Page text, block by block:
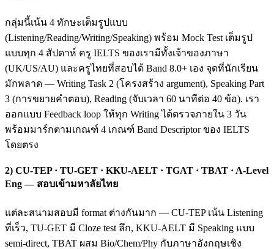
กลุ่มนี้เน้น 4 ทักษะเต็มรูปแบบ
(Listening/Reading/Writing/Speaking) พร้อม Mock Test เต็มรูป
แบบทุก 4 สัปดาห์ ครู IELTS ของเรามีทั้งเจ้าของภาษา
(UK/US/AU) และครูไทยที่สอบได้ Band 8.0+ เอง จุดที่นักเรียน
มักพลาด — Writing Task 2 (โครงสร้าง argument), Speaking Part
3 (การขยายคำตอบ), Reading (จับเวลา 60 นาทีต่อ 40 ข้อ). เรา
ออกแบบ Feedback loop ให้ทุก Writing ได้ตรวจภายใน 3 วัน
พร้อมมาร์กตามเกณฑ์ 4 เกณฑ์ Band Descriptor ของ IELTS
โดยตรง
2) CU-TEP · TU-GET · KKU-AELT · TGAT · TBAT · A-Level
Eng — สอบเข้ามหาลัยไทย
แต่ละสนามสอบมี format ต่างกันมาก — CU-TEP เน้น Listening
ที่เร็ว, TU-GET มี Cloze test ลึก, KKU-AELT มี Speaking แบบ
semi-direct, TBAT ผสม Bio/Chem/Phy กับภาษาอังกฤษเชิง